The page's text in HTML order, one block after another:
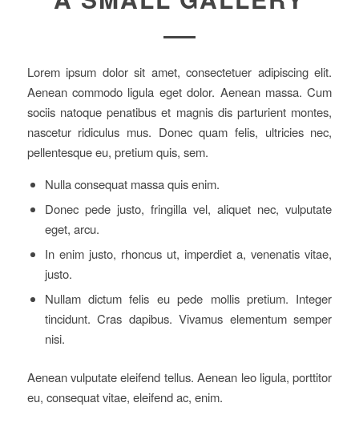
Lorem ipsum dolor sit amet, consectetuer adipiscing elit.
Aenean commodo ligula eget dolor. Aenean massa. Cum
sociis natoque penatibus et magnis dis parturient montes,
nascetur ridiculus mus. Donec quam felis, ultricies nec,
pellentesque eu, pretium quis, sem.
Nulla consequat massa quis enim.
Donec pede justo, fringilla vel, aliquet nec, vulputate
eget, arcu.
In enim justo, rhoncus ut, imperdiet a, venenatis vitae,
justo.
Nullam dictum felis eu pede mollis pretium. Integer
tincidunt. Cras dapibus. Vivamus elementum semper
nisi.
Aenean vulputate eleifend tellus. Aenean leo ligula, porttitor
eu, consequat vitae, eleifend ac, enim.